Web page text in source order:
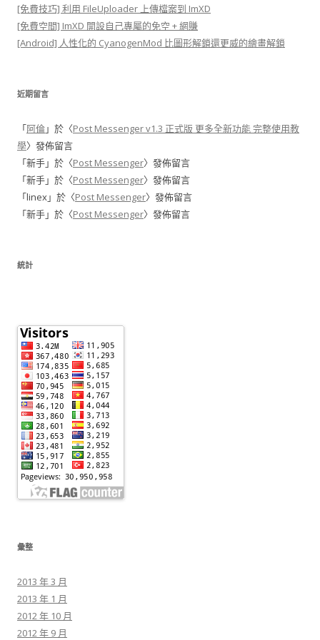
[免費技巧] 利用 FileUploader 上傳檔案到 ImXD
[免費空間] ImXD 開設自己專屬的免空 + 網賺
[Android] 人性化的 CyanogenMod 比圖形解鎖還更威的繪畫解鎖
近期留言
「阿倫」於〈Post Messenger v1.3 正式版 更多全新功能 完整使用教
學〉發佈留言
「新手」於〈Post Messenger〉發佈留言
「新手」於〈Post Messenger〉發佈留言
「linex」於〈Post Messenger〉發佈留言
「新手」於〈Post Messenger〉發佈留言
統計
彙整
2013 年 3 月
2013 年 1 月
2012 年 10 月
2012 年 9 月